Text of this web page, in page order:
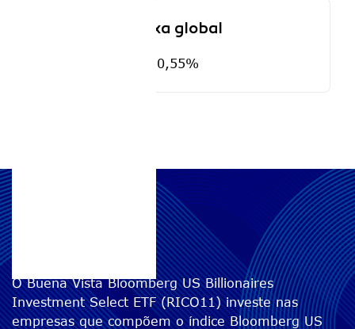
Taxa global
0,55%
O Buena Vista Bloomberg US Billionaires
Investment Select ETF (RICO11) investe nas
empresas que compõem o índice Bloomberg US